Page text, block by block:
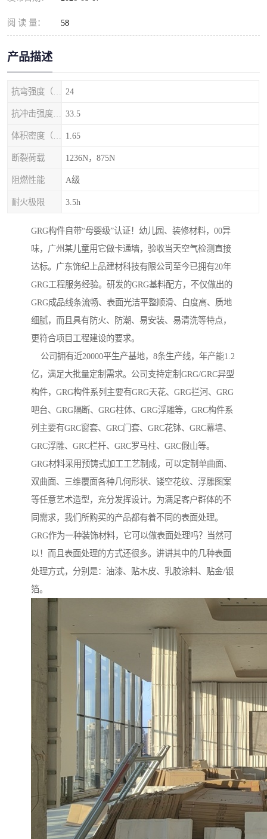
阅 读 量： 58
产品描述
24
33.5
1.65
断裂荷载 1236N，875N
阻燃性能 A级
耐火极限 3.5h
GRG构件自带“母婴级”认证！幼儿园、装修材料，00异
味，广州某儿童用它做卡通墙，验收当天空气检测直接
达标。广东饰纪上品建材科技有限公司至今已拥有20年
GRG工程服务经验。研发的GRG基料配方，不仅做出的
GRG成品线条流畅、表面光洁平整顺滑、白度高、质地
细腻，而且具有防火、防潮、易安装、易清洗等特点，
更符合项目工程建设的要求。
公司拥有近20000平生产基地，8条生产线，年产能1.2
亿，满足大批量定制需求。公司支持定制GRG/GRC异型
构件，GRG构件系列主要有GRG天花、GRG拦河、GRG
吧台、GRG隔断、GRG柱体、GRG浮雕等，GRC构件系
列主要有GRC窗套、GRC门套、GRC花钵、GRC幕墙、
GRC浮雕、GRC栏杆、GRC罗马柱、GRC假山等。
GRG材料采用预铸式加工工艺制成，可以定制单曲面、
双曲面、三维覆面各种几何形状、镂空花纹、浮雕图案
等任意艺术造型，充分发挥设计。为满足客户群体的不
同需求，我们所购买的产品都有着不同的表面处理。
GRG作为一种装饰材料，它可以做表面处理吗？当然可
以！而且表面处理的方式还很多。讲讲其中的几种表面
处理方式，分别是：油漆、贴木皮、乳胶涂料、贴金/银
箔。